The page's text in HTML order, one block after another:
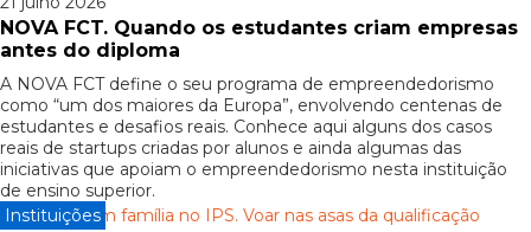
NOVA FCT. Quando os estudantes criam empresas
antes do diploma
A NOVA FCT define o seu programa de empreendedorismo
como “um dos maiores da Europa”, envolvendo centenas de
estudantes e desafios reais. Conhece aqui alguns dos casos
reais de startups criadas por alunos e ainda algumas das
iniciativas que apoiam o empreendedorismo nesta instituição
de ensino superior.
Instituições